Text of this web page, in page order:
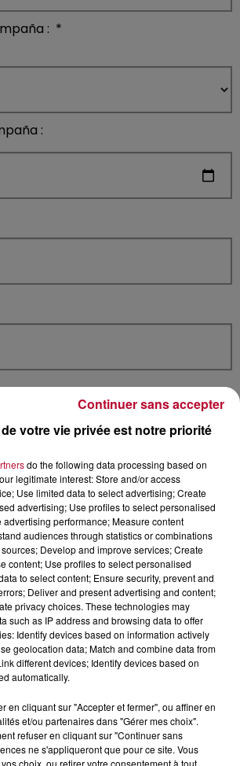
: *
:
objetivo :
principal que desea que su
y atraen al público?
votre vie privée est notre priorité
do the following data processing based on
legitimate interest: Store and/or access
Use limited data to select advertising; Create
advertising; Use profiles to select personalised
performance; Measure content
audiences through statistics or combinations
Develop and improve services; Create
content; Use profiles to select personalised
to select content; Ensure security, prevent and
Deliver and present advertising and content;
privacy choices. These technologies may
such as IP address and browsing data to offer
Identify devices based on information actively
geolocation data; Match and combine data from
different devices; Identify devices based on
automatically.
en cliquant sur "Accepter et fermer", ou affiner en
et/ou partenaires dans "Gérer mes choix".
refuser en cliquant sur "Continuer sans
ne s'appliqueront que pour ce site. Vous
choix, ou retirer votre consentement à tout
Continuer sans accepter